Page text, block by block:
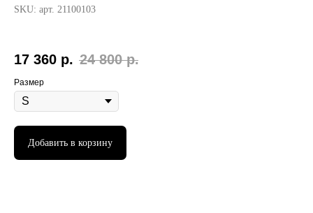
SKU: арт. 21100103
17 360 р. 24 800 р.
Размер
Добавить в корзину